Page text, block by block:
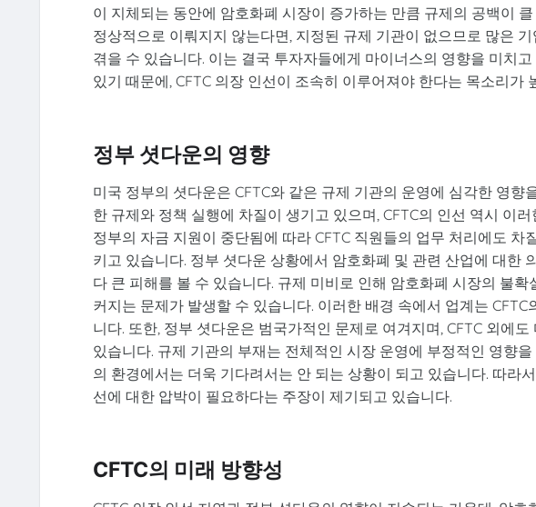
이 지체되는 동안에 암호화폐 시장이 증가하는 만큼 규제의 공백이
정상적으로 이뤄지지 않는다면, 지정된 규제 기관이 없으므로 많은
겪을 수 있습니다. 이는 결국 투자자들에게 마이너스의 영향을 미치
있기 때문에, CFTC 의장 인선이 조속히 이루어져야 한다는 목소리가
정부 셧다운의 영향
미국 정부의 셧다운은 CFTC와 같은 규제 기관의 운영에 심각한 영향
한 규제와 정책 실행에 차질이 생기고 있으며, CFTC의 인선 역시 이
정부의 자금 지원이 중단됨에 따라 CFTC 직원들의 업무 처리에도 차
키고 있습니다. 정부 셧다운 상황에서 암호화폐 및 관련 산업에 대한
다 큰 피해를 볼 수 있습니다. 규제 미비로 인해 암호화폐 시장의 불
커지는 문제가 발생할 수 있습니다. 이러한 배경 속에서 업계는
니다. 또한, 정부 셧다운은 범국가적인 문제로 여겨지며, CFTC 외에
있습니다. 규제 기관의 부재는 전체적인 시장 운영에 부정적인 영향
의 환경에서는 더욱 기다려서는 안 되는 상황이 되고 있습니다. 따라
선에 대한 압박이 필요하다는 주장이 제기되고 있습니다.
CFTC의 미래 방향성